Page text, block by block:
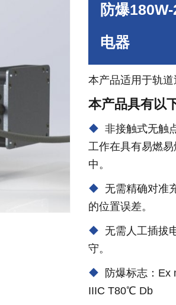
防爆
电器
本产品适用于轨道
本产品具有以
非接触式无触
工作在具有易燃
中。
无需精确对准
的位置误差。
无需人工插拔
守。
防爆标志：
IIIC T80℃ Db